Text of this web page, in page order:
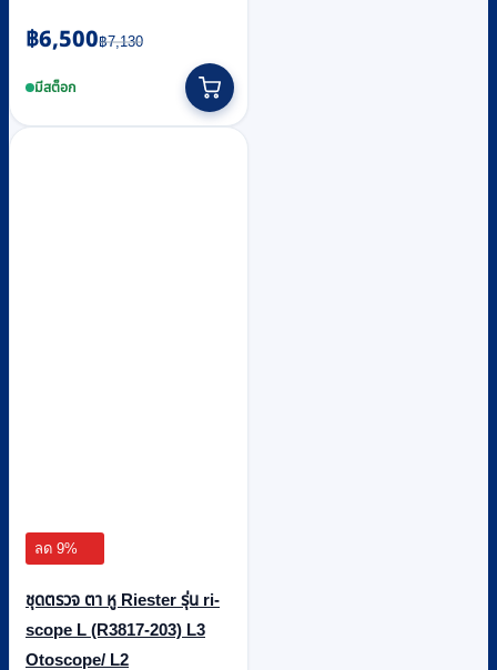
฿7,130
Original
price
was:
฿6,500
Current
price
is:มีสต็อก
ลด 9%
ชุดตรวจ ตา หู Riester รุ่น ri-
scope L (R3817-203) L3
Otoscope/ L2